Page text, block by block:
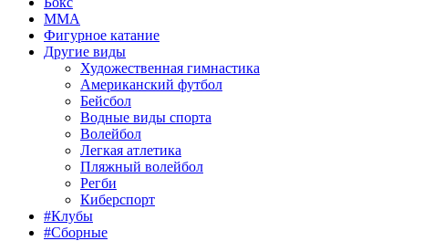
MMA
Фигурное катание
Другие виды
Художественная гимнастика
Американский футбол
Бейсбол
Водные виды спорта
Волейбол
Легкая атлетика
Пляжный волейбол
Регби
Киберспорт
#Клубы
#Сборные